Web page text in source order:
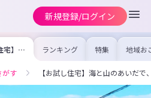
新規登録/ログイン
宅】海
だで、
ク。
ランキング 特集 地域お
の求
を集め
事内容
を比較
合った
けよう
がす 【お試し住宅】海と山のあいだ